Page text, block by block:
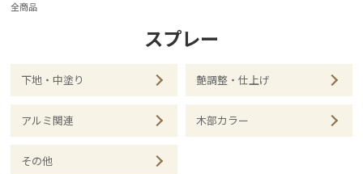
全商品
スプレー
下地・中塗り 艶調整・仕上げ
アルミ関連 木部カラー
その他